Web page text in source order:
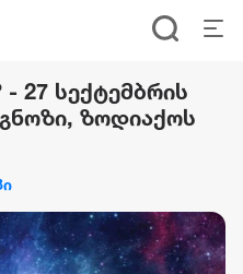
27 სექტემბრის
ზოდიაქოს